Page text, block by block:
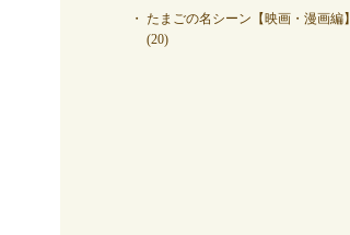
たまごの名シーン【映画・漫画編】
(20)